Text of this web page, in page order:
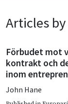
Articles
Förbudet mot
kontrakt och
inom
John Hane